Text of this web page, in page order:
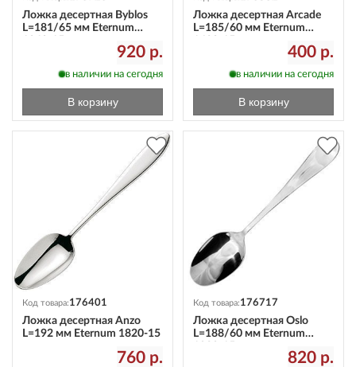
Ложка десертная Byblos
L=181/65 мм Eternum
920 р.
в наличии на сегодня
В корзину
Ложка десертная Arcade
L=185/60 мм Eternum
400 р.
в наличии на сегодня
В корзину
Код товара:176401
Ложка десертная Anzo
L=192 мм Eternum 1820-15
760 р.
Код товара:176717
Ложка десертная Oslo
L=188/60 мм Eternum
820 р.